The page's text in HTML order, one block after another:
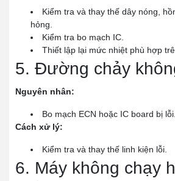
Kiểm tra và thay thế dây nóng,
hỏng.
Kiểm tra bo mạch IC.
Thiết lập lại mức nhiệt phù hợp
5. Đường chảy
Nguyên nhân:
Bo mạch ECN hoặc IC board bị lỗi.
Cách xử lý:
Kiểm tra và thay thế linh kiện lỗi.
6. Máy không chạy